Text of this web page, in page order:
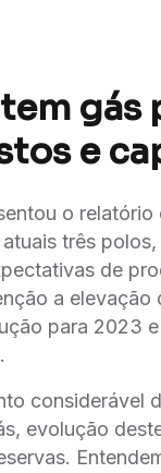
gás
e
o
três
de
a
para 2023
considerável
evolução